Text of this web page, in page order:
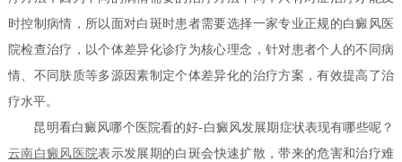
时控制病情，所以面对白斑时患者需要选择一家专业正规的白癜风医
院检查治疗，以个体差异化诊疗为核心理念，针对患者个人的不同病
情、不同肤质等多源因素制定个体差异化的治疗方案，有效提高了治
疗水平。
昆明看白癜风哪个医院看的好-白癜风发展期症状表现有哪些呢？
云南白癜风医院表示发展期的白斑会快速扩散，带来的危害和治疗难